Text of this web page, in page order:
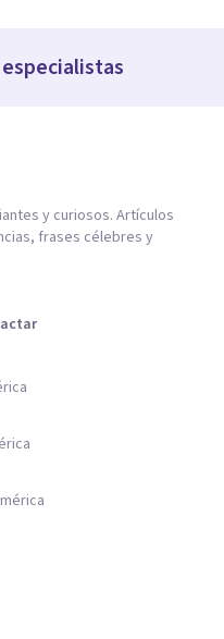
y curiosos. Artículos
frases célebres y